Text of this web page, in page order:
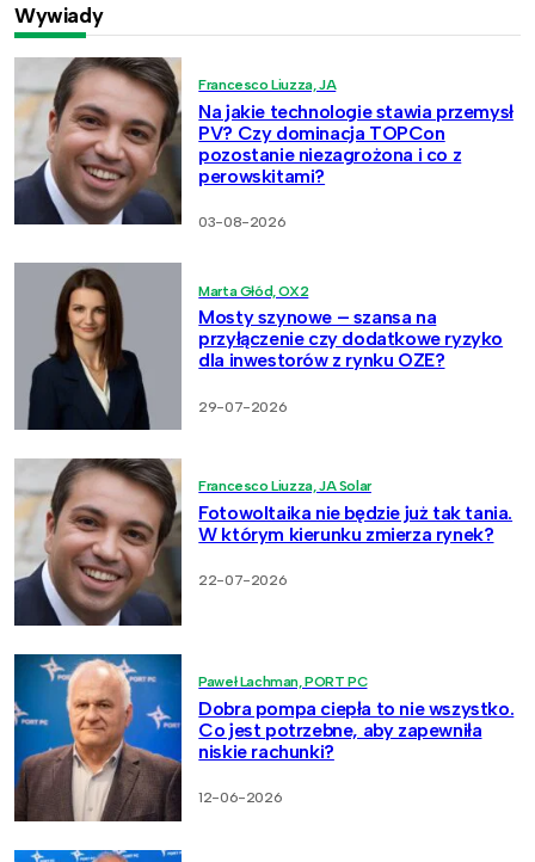
Wywiady
Francesco Liuzza, JA
Na jakie technologie stawia przemysł
PV? Czy dominacja TOPCon
pozostanie niezagrożona i co z
perowskitami?
03-08-2026
Marta Głód, OX2
Mosty szynowe – szansa na
przyłączenie czy dodatkowe ryzyko
dla inwestorów z rynku OZE?
29-07-2026
Francesco Liuzza, JA Solar
Fotowoltaika nie będzie już tak tania.
W którym kierunku zmierza rynek?
22-07-2026
Paweł Lachman, PORT PC
Dobra pompa ciepła to nie wszystko.
Co jest potrzebne, aby zapewniła
niskie rachunki?
12-06-2026